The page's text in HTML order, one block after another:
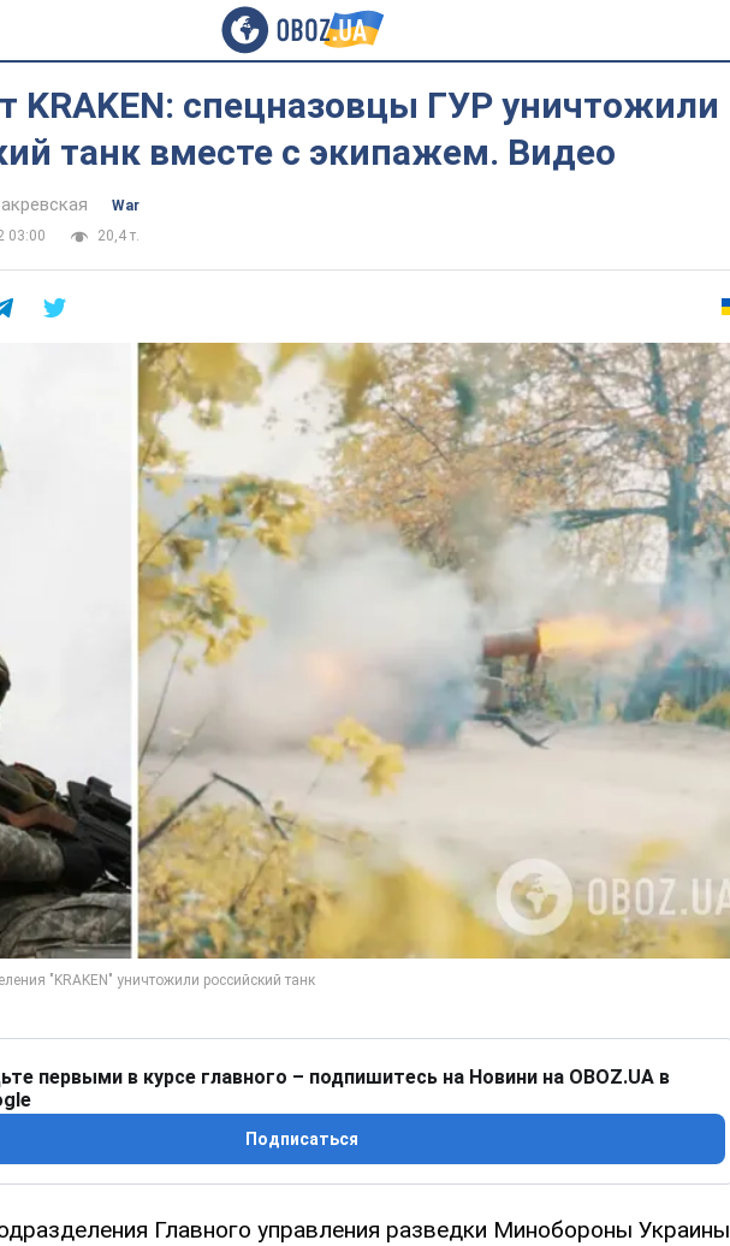
KRAKEN: спецназовцы ГУР уничтожили
танк вместе с экипажем. Видео
War
03:00
20,4 т.
первыми в курсе главного – подпишитесь на Новини на OBOZ.UA в
Подписаться
Главного управления разведки Минобороны Украины